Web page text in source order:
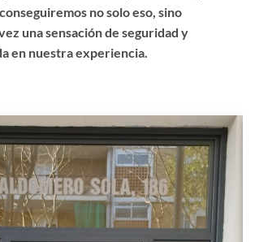
no solo eso, sino
una sensación de seguridad y
en nuestra experiencia.